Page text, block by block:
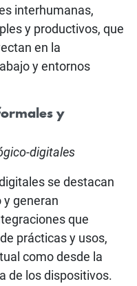
interhumanas,
y productivos, que
en la
y entornos
y
digitales
se destacan
generan
que
prácticas y usos,
como desde la
de los dispositivos.